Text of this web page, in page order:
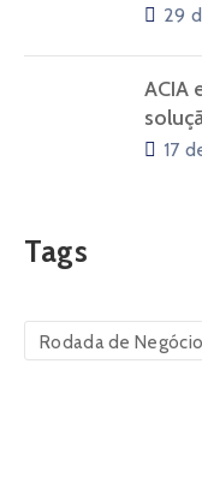
29
ACIA
17
Tags
Rodada de